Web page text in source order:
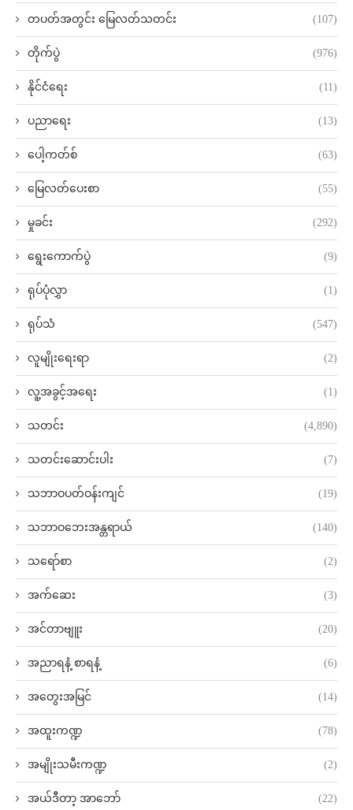
တပတ်အတွင်း မြေလတ်သတင်း (107)
တိုက်ပွဲ (976)
နိုင်ငံရေး (11)
ပညာရေး (13)
ပေါ့ကတ်စ် (63)
မြေလတ်ပေးစာ (55)
မှုခင်း (292)
ရွေးကောက်ပွဲ (9)
ရုပ်ပုံလွှာ (1)
ရုပ်သံ (547)
လူမျိုးရေးရာ (2)
လူ့အခွင့်အရေး (1)
သတင်း (4,890)
သတင်းဆောင်းပါး (7)
သဘာဝပတ်ဝန်းကျင် (19)
သဘာဝဘေးအန္တရာယ် (140)
သရော်စာ (2)
အက်ဆေး (3)
အင်တာဗျူး (20)
အညာရနံ့ စာရနံ့ (6)
အတွေးအမြင် (14)
အထူးကဏ္ဍ (78)
အမျိုးသမီးကဏ္ဍ (2)
အယ်ဒီတာ့ အာဘော် (22)